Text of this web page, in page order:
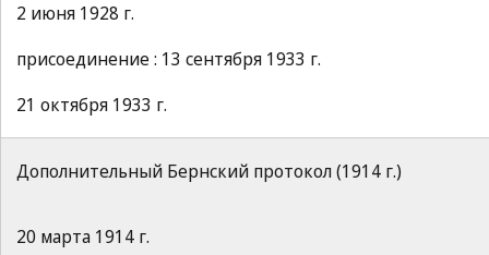
2 июня 1928 г.
присоединение : 13 сентября 1933 г.
21 октября 1933 г.
Дополнительный Бернский протокол (1914 г.)
20 марта 1914 г.